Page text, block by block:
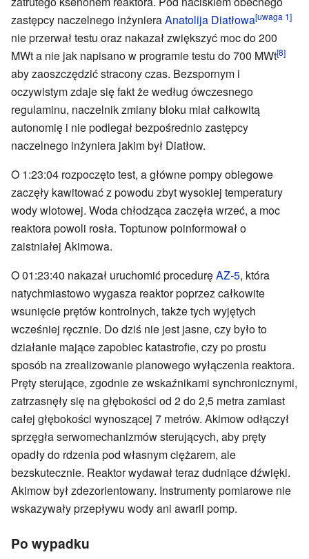
zastępcy naczelnego inżynieraAnatolija Diatłowa[uwaga 1]
nie przerwał testu oraz nakazał zwiększyć moc do 200
MWt a nie jak napisano w programie testu do 700 MWt[8]
aby zaoszczędzić stracony czas. Bezspornym i
oczywistym zdaje się fakt że według ówczesnego
regulaminu, naczelnik zmiany bloku miał całkowitą
autonomię i nie podlegał bezpośrednio zastępcy
naczelnego inżyniera jakim był Diatłow.
O 1:23:04 rozpoczęto test, a główne pompy obiegowe
zaczęły kawitować z powodu zbyt wysokiej temperatury
wody wlotowej. Woda chłodząca zaczęła wrzeć, a moc
reaktora powoli rosła. Toptunow poinformował o
zaistniałej Akimowa.
O 01:23:40 nakazał uruchomić proceduręAZ-5, która
natychmiastowo wygasza reaktor poprzez całkowite
wsunięcie prętów kontrolnych, także tych wyjętych
wcześniej ręcznie. Do dziś nie jest jasne, czy było to
działanie mające zapobiec katastrofie, czy po prostu
sposób na zrealizowanie planowego wyłączenia reaktora.
Pręty sterujące, zgodnie ze wskaźnikami synchronicznymi,
zatrzasnęły się na głębokości od 2 do 2,5 metra zamiast
całej głębokości wynoszącej 7 metrów. Akimow odłączył
sprzęgła serwomechanizmów sterujących, aby pręty
opadły do ​​rdzenia pod własnym ciężarem, ale
bezskutecznie. Reaktor wydawał teraz dudniące dźwięki.
Akimow był zdezorientowany. Instrumenty pomiarowe nie
wskazywały przepływu wody ani awarii pomp.
Po wypadku